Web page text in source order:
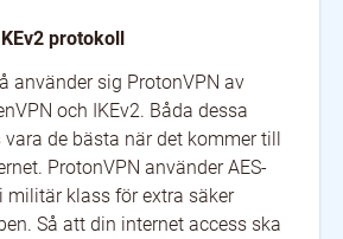
protokoll
använder sig ProtonVPN av
och IKEv2. Båda dessa
de bästa när det kommer till
ProtonVPN använder AES-
militär klass för extra säker
Så att din internet access ska